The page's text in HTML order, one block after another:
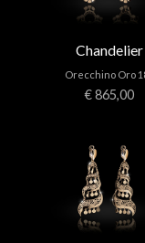
Chandelier
Orecchino Oro
€ 865,00